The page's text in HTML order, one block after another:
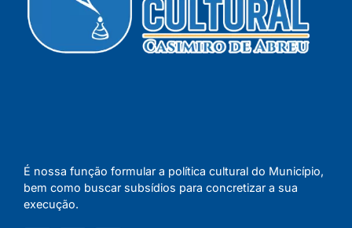
É nossa função formular a política cultural do Município,
bem como buscar subsídios para concretizar a sua
execução.